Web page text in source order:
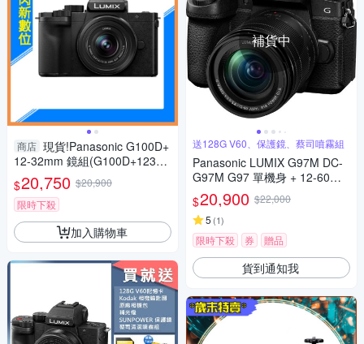
商店 現貨!Panasonic G100D+
12-32mm 鏡組(G100D+123
2，公司貨)G100
$20,750 $20,900
限時下殺
加入購物車
補貨中
送128G V60、保護鏡、蔡司噴霧組
Panasonic LUMIX G97M DC-
G97M G97 單機身 + 12-60mm
變焦鏡組 公司貨
$20,900 $22,000
5 (1)
限時下殺 券 贈品
貨到通知我